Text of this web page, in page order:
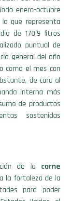
que representa
de 170,9 litros
puntual de
general del año
como el mes con
de cara al
interna más
de productos
sostenidas
de la
la fortaleza de la
para poder
Unidos, el
carne bovina,
se